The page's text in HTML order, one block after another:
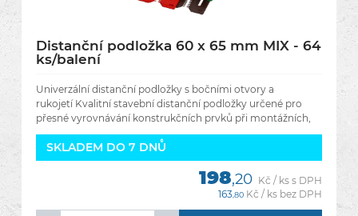
Distanční podložka 60 x 65 mm MIX - 64
ks/balení
Univerzální distanční podložky s bočními otvory a
rukojetí Kvalitní stavební distanční podložky určené pro
přesné vyrovnávání konstrukčních prvků při montážních,
SKLADEM DO 7 DNŮ
198,20 Kč / ks s DPH
163,80 Kč / ks bez DPH